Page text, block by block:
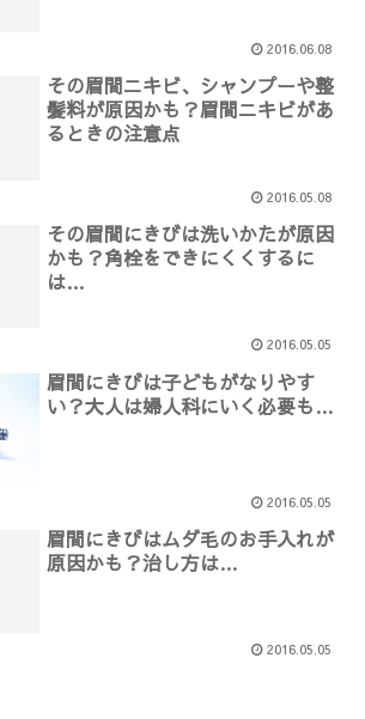
2016.06.08
その眉間ニキビ、シャンプーや整
髪料が原因かも？眉間ニキビがあ
るときの注意点
2016.05.08
その眉間にきびは洗いかたが原因
かも？角栓をできにくくするに
は…
2016.05.05
眉間にきびは子どもがなりやす
い？大人は婦人科にいく必要も…
2016.05.05
眉間にきびはムダ毛のお手入れが
原因かも？治し方は…
2016.05.05